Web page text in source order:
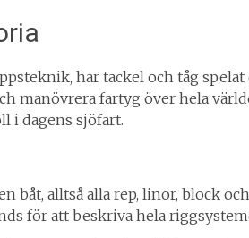
har tackel och tåg
manövrera fartyg över hela
i dagens sjöfart.
båt, alltså alla rep, linor, block
för att beskriva hela